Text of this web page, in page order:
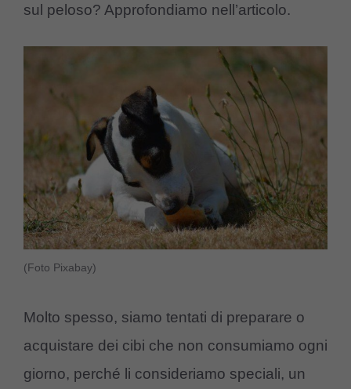
sul peloso? Approfondiamo nell’articolo.
(Foto Pixabay)
Molto spesso, siamo tentati di preparare o
acquistare dei cibi che non consumiamo ogni
giorno, perché li consideriamo speciali, un